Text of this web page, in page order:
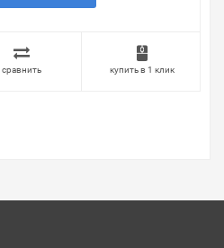
сравнить купить в 1 клик